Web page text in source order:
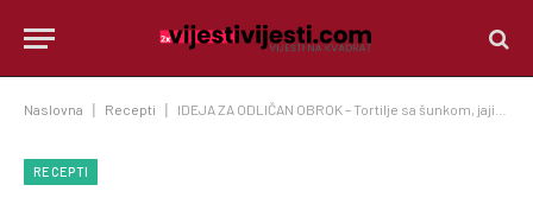
Naslovna Recepti IDEJA ZA ODLIČAN OBROK – Tortilje sa šunkom, jajima i sirom
RECEPTI